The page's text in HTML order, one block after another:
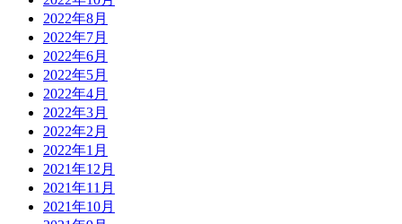
2022年8月
2022年7月
2022年6月
2022年5月
2022年4月
2022年3月
2022年2月
2022年1月
2021年12月
2021年11月
2021年10月